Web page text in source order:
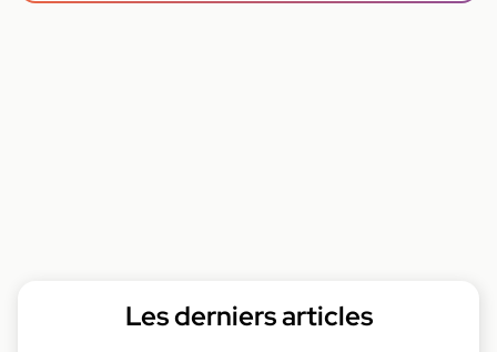
Les derniers articles